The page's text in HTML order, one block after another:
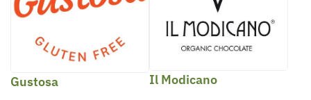
Gustosa Il Modicano